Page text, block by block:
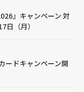
』キャンペーン 対
日（月）
ードキャンペーン開